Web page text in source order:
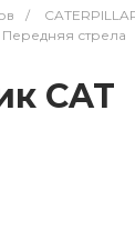
/
Передняя стрела
CAT